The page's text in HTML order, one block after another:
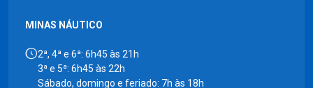
MINAS NÁUTICO
2ª, 4ª e 6ª: 6h45 às 21h
3ª e 5ª: 6h45 às 22h
Sábado, domingo e feriado: 7h às 18h